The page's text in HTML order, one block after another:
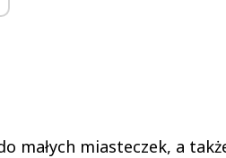
małych miasteczek, a